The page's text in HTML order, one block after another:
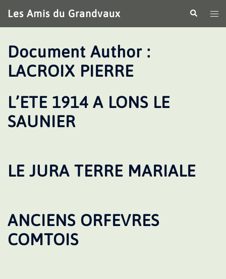
au
contenu
Les Amis du Grandvaux
le
Document Author :
LACROIX PIERRE
L’ETE 1914 A LONS LE
SAUNIER
LE JURA TERRE MARIALE
ANCIENS ORFEVRES
COMTOIS